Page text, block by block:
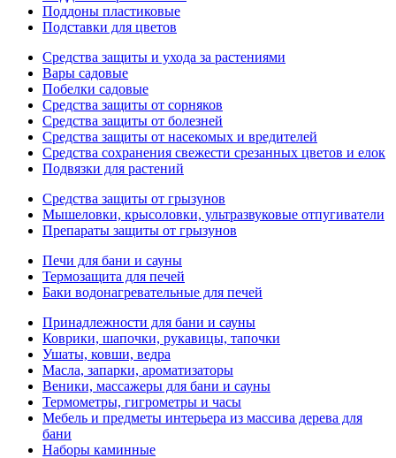
Поддоны пластиковые
Подставки для цветов
Средства защиты и ухода за растениями
Вары садовые
Побелки садовые
Средства защиты от сорняков
Средства защиты от болезней
Средства защиты от насекомых и вредителей
Средства сохранения свежести срезанных цветов и елок
Подвязки для растений
Средства защиты от грызунов
Мышеловки, крысоловки, ультразвуковые отпугиватели
Препараты защиты от грызунов
Печи для бани и сауны
Термозащита для печей
Баки водонагревательные для печей
Принадлежности для бани и сауны
Коврики, шапочки, рукавицы, тапочки
Ушаты, ковши, ведра
Масла, запарки, ароматизаторы
Веники, массажеры для бани и сауны
Термометры, гигрометры и часы
Мебель и предметы интерьера из массива дерева для
бани
Наборы каминные